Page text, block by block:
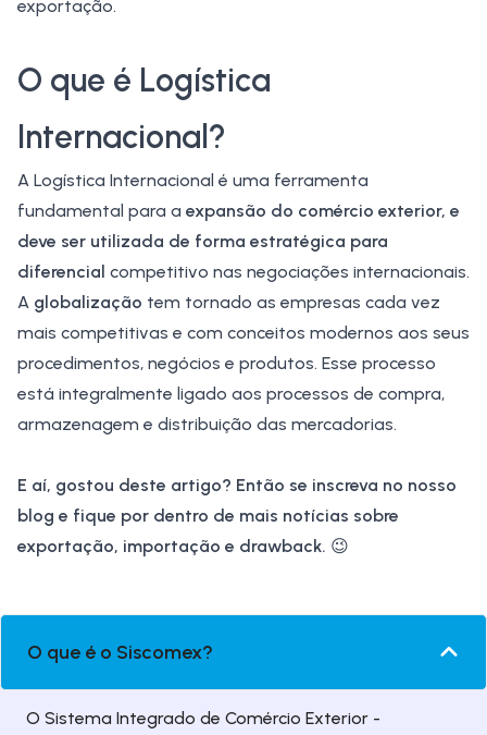
exportação.
O que é Logística
Internacional?
A Logística Internacional é uma ferramenta
fundamental para a expansão do comércio exterior, e
deve ser utilizada de forma estratégica para
diferencial competitivo nas negociações internacionais.
A globalização tem tornado as empresas cada vez
mais competitivas e com conceitos modernos aos seus
procedimentos, negócios e produtos. Esse processo
está integralmente ligado aos processos de compra,
armazenagem e distribuição das mercadorias.
E aí, gostou deste artigo? Então se inscreva no nosso
blog e fique por dentro de mais notícias sobre
exportação, importação e drawback. 😉
O que é o Siscomex?
O Sistema Integrado de Comércio Exterior -